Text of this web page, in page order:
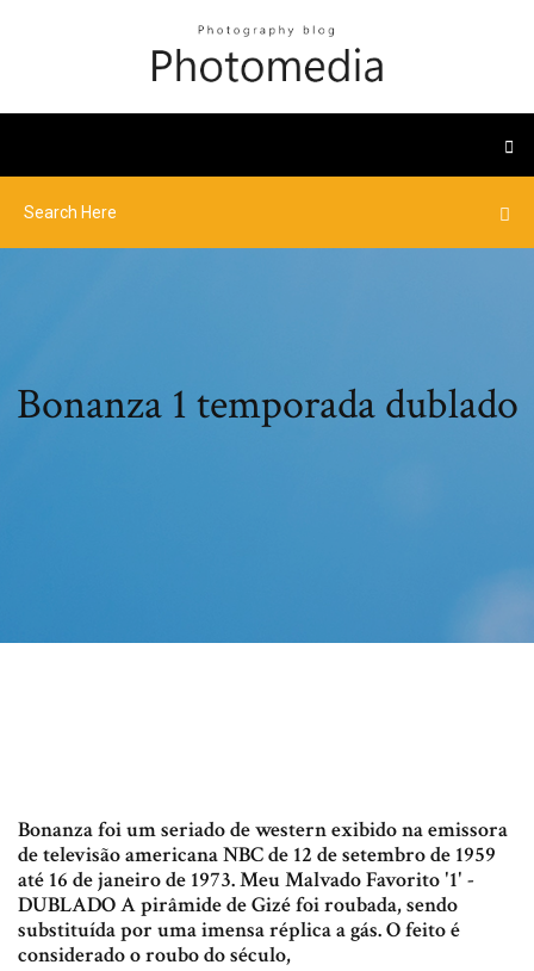
Bonanza 1 temporada dublado
Bonanza foi um seriado de western exibido na emissora
de televisão americana NBC de 12 de setembro de 1959
até 16 de janeiro de 1973. Meu Malvado Favorito '1' -
DUBLADO A pirâmide de Gizé foi roubada, sendo
substituída por uma imensa réplica a gás. O feito é
considerado o roubo do século,